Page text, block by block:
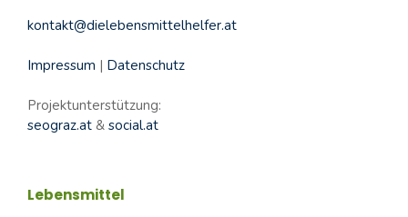
kontakt@dielebensmittelhelfer.at
Impressum | Datenschutz
Projektunterstützung:
seograz.at & social.at
Lebensmittel